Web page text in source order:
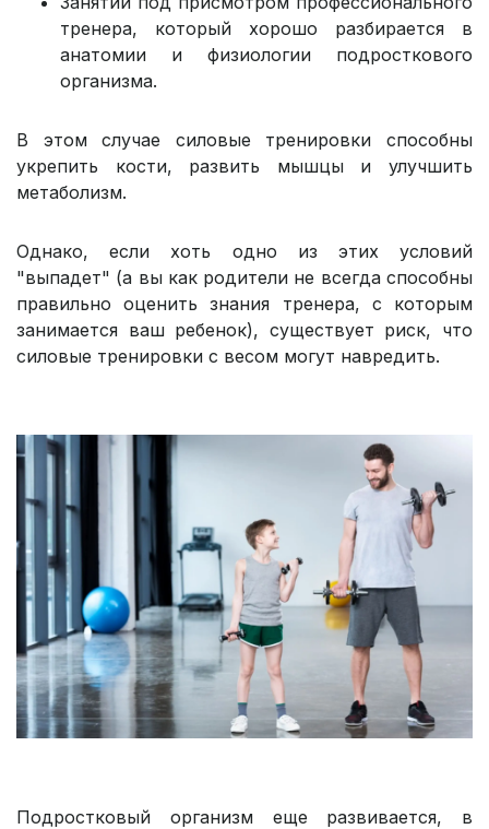
тренера, который хорошо разбирается в
анатомии и физиологии подросткового
организма.
В этом случае силовые тренировки способны
укрепить кости, развить мышцы и улучшить
метаболизм.
Однако, если хоть одно из этих условий
"выпадет" (а вы как родители не всегда способны
правильно оценить знания тренера, с которым
занимается ваш ребенок), существует риск, что
силовые тренировки с весом могут навредить.
Подростковый организм еще развивается, в